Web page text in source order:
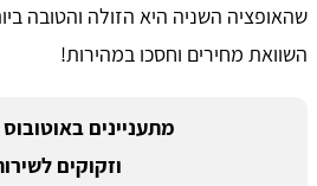
שהאופציה השניה היא הזולה והטובה
השוואת מחירים וחסכו במהירות!
מתעניינים
וזקוקים